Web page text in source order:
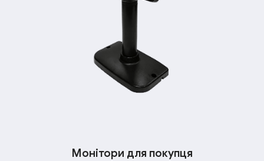
Монітори для покупця